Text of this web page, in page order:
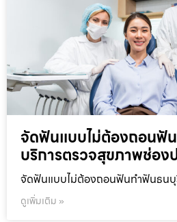
จัดฟันแบบไม่ต้องถอนฟั
บริการตรวจสุขภาพช่อ
จัดฟันแบบไม่ต้องถอนฟันทำฟันธนบุ
ดูเพิ่มเติม »